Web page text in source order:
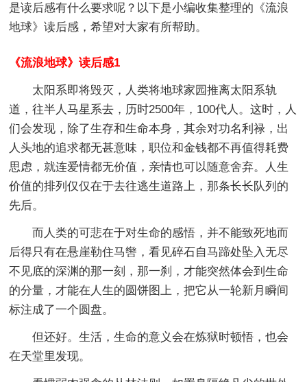
是读后感有什么要求呢？以下是小编收集整理的《流浪
地球》读后感，希望对大家有所帮助。
《流浪地球》读后感1
太阳系即将毁灭，人类将地球家园推离太阳系轨
道，往半人马星系去，历时2500年，100代人。这时，人
们会发现，除了生存和生命本身，其余对功名利禄，出
人头地的追求都无甚意味，职位和金钱都不再值得耗费
思虑，就连爱情都无价值，亲情也可以随意舍弃。人生
价值的排列仅仅在于去往逃生道路上，那条长长队列的
先后。
而人类的可悲在于对生命的感悟，并不能致死地而
后得只有在悬崖勒住马辔，看见碎石自马蹄处坠入无尽
不见底的深渊的那一刻，那一刹，才能突然体会到生命
的分量，才能在人生的圆饼图上，把它从一轮新月瞬间
标注成了一个圆盘。
但还好。生活，生命的意义会在炼狱时顿悟，也会
在天堂里发现。